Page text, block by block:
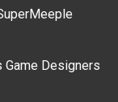
Designers